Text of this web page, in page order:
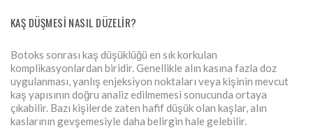
KAŞ DÜŞMESI NASIL DÜZELIR?
Botoks sonrası kaş düşüklüğü en sık korkulan
komplikasyonlardan biridir. Genellikle alın kasına fazla doz
uygulanması, yanlış enjeksiyon noktaları veya kişinin mevcut
kaş yapısının doğru analiz edilmemesi sonucunda ortaya
çıkabilir. Bazı kişilerde zaten hafif düşük olan kaşlar, alın
kaslarının gevşemesiyle daha belirgin hale gelebilir.